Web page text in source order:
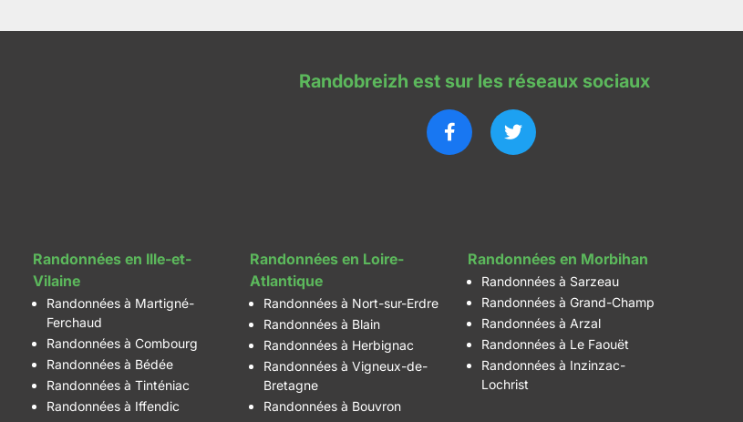
Randobreizh est sur les réseaux sociaux
Randonnées en Ille-et-
Vilaine
Randonnées à Martigné-
Ferchaud
Randonnées à Combourg
Randonnées à Bédée
Randonnées à Tinténiac
Randonnées à Iffendic
Randonnées en Loire-
Atlantique
Randonnées à Nort-sur-Erdre
Randonnées à Blain
Randonnées à Herbignac
Randonnées à Vigneux-de-
Bretagne
Randonnées à Bouvron
Randonnées en Morbihan
Randonnées à Sarzeau
Randonnées à Grand-Champ
Randonnées à Arzal
Randonnées à Le Faouët
Randonnées à Inzinzac-
Lochrist